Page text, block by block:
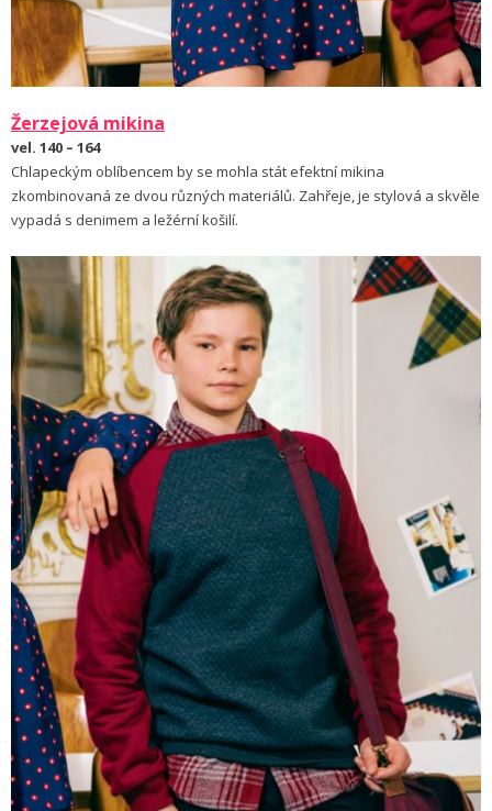
Žerzejová mikina
vel. 140 – 164
Chlapeckým oblíbencem by se mohla stát efektní mikina
zkombinovaná ze dvou různých materiálů. Zahřeje, je stylová a skvěle
vypadá s denimem a ležérní košilí.